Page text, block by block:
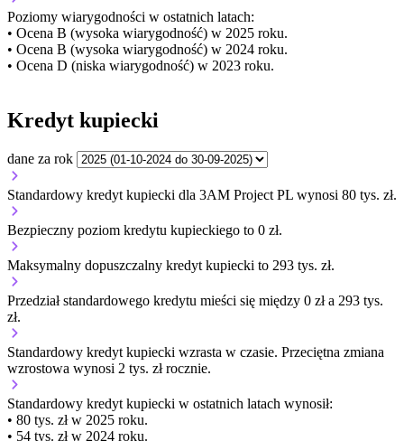
Poziomy wiarygodności w ostatnich latach:
• Ocena B (wysoka wiarygodność) w 2025 roku.
• Ocena B (wysoka wiarygodność) w 2024 roku.
• Ocena D (niska wiarygodność) w 2023 roku.
Kredyt kupiecki
dane za rok
Standardowy kredyt kupiecki dla 3AM Project PL wynosi 80 tys. zł.
Bezpieczny poziom kredytu kupieckiego to 0 zł.
Maksymalny dopuszczalny kredyt kupiecki to 293 tys. zł.
Przedział standardowego kredytu mieści się między 0 zł a 293 tys.
zł.
Standardowy kredyt kupiecki wzrasta w czasie. Przeciętna zmiana
wzrostowa wynosi 2 tys. zł rocznie.
Standardowy kredyt kupiecki w ostatnich latach wynosił:
• 80 tys. zł w 2025 roku.
• 54 tys. zł w 2024 roku.